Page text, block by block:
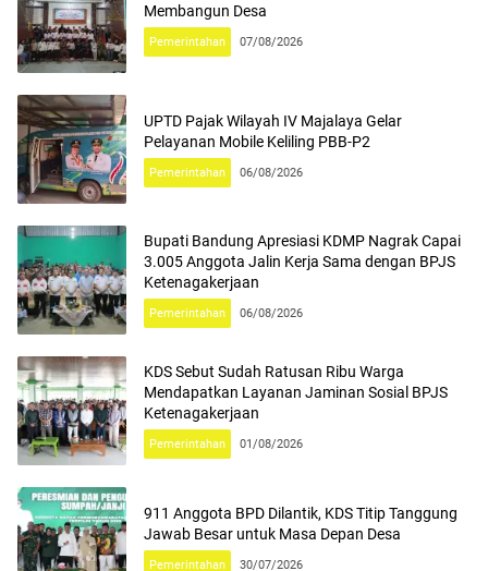
Membangun Desa
Pemerintahan 07/08/2026
UPTD Pajak Wilayah IV Majalaya Gelar
Pelayanan Mobile Keliling PBB-P2
Pemerintahan 06/08/2026
Bupati Bandung Apresiasi KDMP Nagrak Capai
3.005 Anggota Jalin Kerja Sama dengan BPJS
Ketenagakerjaan
Pemerintahan 06/08/2026
KDS Sebut Sudah Ratusan Ribu Warga
Mendapatkan Layanan Jaminan Sosial BPJS
Ketenagakerjaan
Pemerintahan 01/08/2026
911 Anggota BPD Dilantik, KDS Titip Tanggung
Jawab Besar untuk Masa Depan Desa
Pemerintahan 30/07/2026